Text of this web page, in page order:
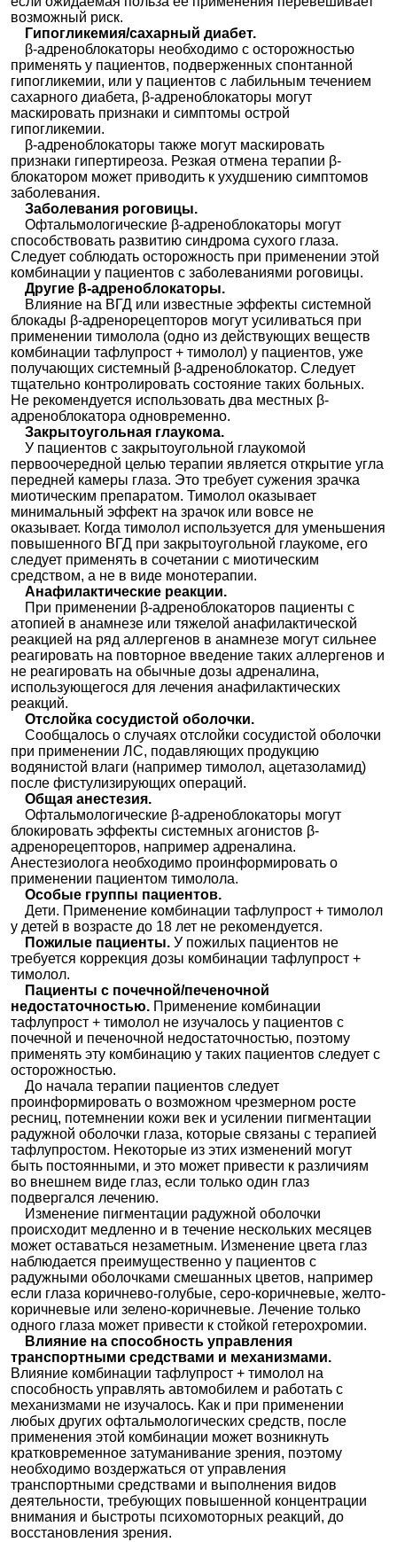
возможный риск.
Гипогликемия/сахарный диабет.
β-адреноблокаторы необходимо с осторожностью
применять у пациентов, подверженных спонтанной
гипогликемии, или у пациентов с лабильным течением
сахарного диабета, β-адреноблокаторы могут
маскировать признаки и симптомы острой
гипогликемии.
β-адреноблокаторы также могут маскировать
признаки гипертиреоза. Резкая отмена терапии β-
блокатором может приводить к ухудшению симптомов
заболевания.
Заболевания роговицы.
Офтальмологические β-адреноблокаторы могут
способствовать развитию синдрома сухого глаза.
Следует соблюдать осторожность при применении этой
комбинации у пациентов с заболеваниями роговицы.
Другие β-адреноблокаторы.
Влияние на ВГД или известные эффекты системной
блокады β-адренорецепторов могут усиливаться при
применении тимолола (одно из действующих веществ
комбинации тафлупрост + тимолол) у пациентов, уже
получающих системный β-адреноблокатор. Следует
тщательно контролировать состояние таких больных.
Не рекомендуется использовать два местных β-
адреноблокатора одновременно.
Закрытоугольная глаукома.
У пациентов с закрытоугольной глаукомой
первоочередной целью терапии является открытие угла
передней камеры глаза. Это требует сужения зрачка
миотическим препаратом. Тимолол оказывает
минимальный эффект на зрачок или вовсе не
оказывает. Когда тимолол используется для уменьшения
повышенного ВГД при закрытоугольной глаукоме, его
следует применять в сочетании с миотическим
средством, а не в виде монотерапии.
Анафилактические реакции.
При применении β-адреноблокаторов пациенты с
атопией в анамнезе или тяжелой анафилактической
реакцией на ряд аллергенов в анамнезе могут сильнее
реагировать на повторное введение таких аллергенов и
не реагировать на обычные дозы адреналина,
использующегося для лечения анафилактических
реакций.
Отслойка сосудистой оболочки.
Сообщалось о случаях отслойки сосудистой оболочки
при применении ЛС, подавляющих продукцию
водянистой влаги (например тимолол, ацетазоламид)
после фистулизирующих операций.
Общая анестезия.
Офтальмологические β-адреноблокаторы могут
блокировать эффекты системных агонистов β-
адренорецепторов, например адреналина.
Анестезиолога необходимо проинформировать о
применении пациентом тимолола.
Особые группы пациентов.
Дети. Применение комбинации тафлупрост + тимолол
у детей в возрасте до 18 лет не рекомендуется.
Пожилые пациенты.У пожилых пациентов не
требуется коррекция дозы комбинации тафлупрост +
тимолол.
Пациенты с почечной/печеночной
недостаточностью. Применение комбинации
тафлупрост + тимолол не изучалось у пациентов с
почечной и печеночной недостаточностью, поэтому
применять эту комбинацию у таких пациентов следует с
осторожностью.
До начала терапии пациентов следует
проинформировать о возможном чрезмерном росте
ресниц, потемнении кожи век и усилении пигментации
радужной оболочки глаза, которые связаны с терапией
тафлупростом. Некоторые из этих изменений могут
быть постоянными, и это может привести к различиям
во внешнем виде глаз, если только один глаз
подвергался лечению.
Изменение пигментации радужной оболочки
происходит медленно и в течение нескольких месяцев
может оставаться незаметным. Изменение цвета глаз
наблюдается преимущественно у пациентов с
радужными оболочками смешанных цветов, например
если глаза коричнево-голубые, серо-коричневые, желто-
коричневые или зелено-коричневые. Лечение только
одного глаза может привести к стойкой гетерохромии.
Влияние на способность управления
транспортными средствами и механизмами.
Влияние комбинации тафлупрост + тимолол на
способность управлять автомобилем и работать с
механизмами не изучалось. Как и при применении
любых других офтальмологических средств, после
применения этой комбинации может возникнуть
кратковременное затуманивание зрения, поэтому
необходимо воздержаться от управления
транспортными средствами и выполнения видов
деятельности, требующих повышенной концентрации
внимания и быстроты психомоторных реакций, до
восстановления зрения.